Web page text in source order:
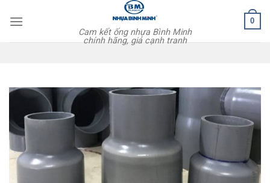
Cam kết ống nhựa Bình Minh
chính hãng, giá cạnh tranh
0